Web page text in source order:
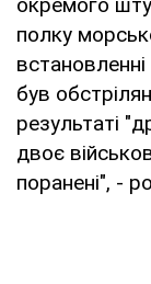
полку
встановленні
був
результаті
двоє
поранені", -